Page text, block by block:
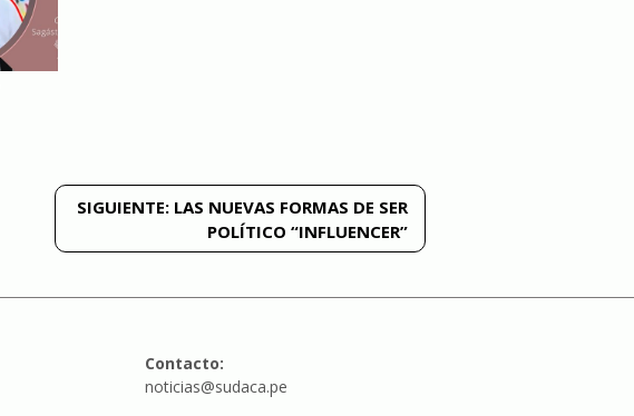
SIGUIENTE: LAS NUEVAS FORMAS DE SER
POLÍTICO “INFLUENCER”
Contacto:
noticias@sudaca.pe